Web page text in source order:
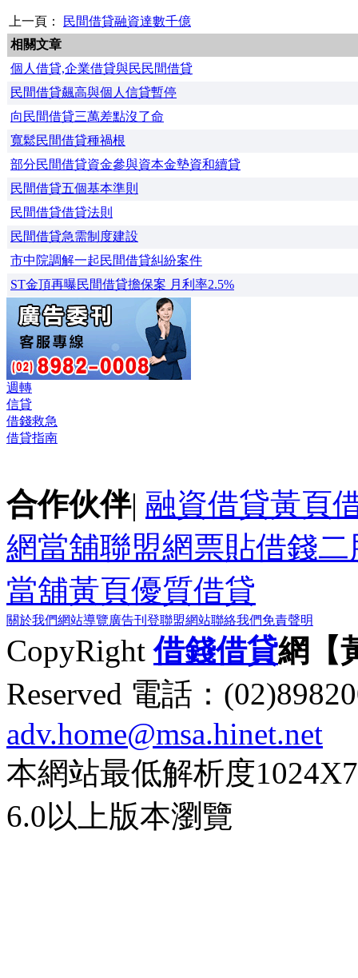
上一頁：
民間借貸融資達數千億
相關文章
個人借貸,企業借貸與民民間借貸
民間借貸飆高與個人信貸暫停
向民間借貸三萬差點沒了命
寬鬆民間借貸種禍根
部分民間借貸資金參與資本金墊資和續貸
民間借貸五個基本準則
民間借貸借貸法則
民間借貸急需制度建設
市中院調解一起民間借貸糾紛案件
ST金頂再曝民間借貸擔保案 月利率2.5%
週轉
信貸
借錢救急
借貸指南
合作伙伴| 融資借貸黃頁
網當舖聯盟網票貼借錢二
當舖黃頁優質借貸
關於我們網站導覽廣告刊登聯盟網站聯絡我們免責聲明
CopyRight借錢借貸網【
Reserved 電話：
adv.home@msa.hinet.net
本網站最低解析度
6.0以上版本瀏覽